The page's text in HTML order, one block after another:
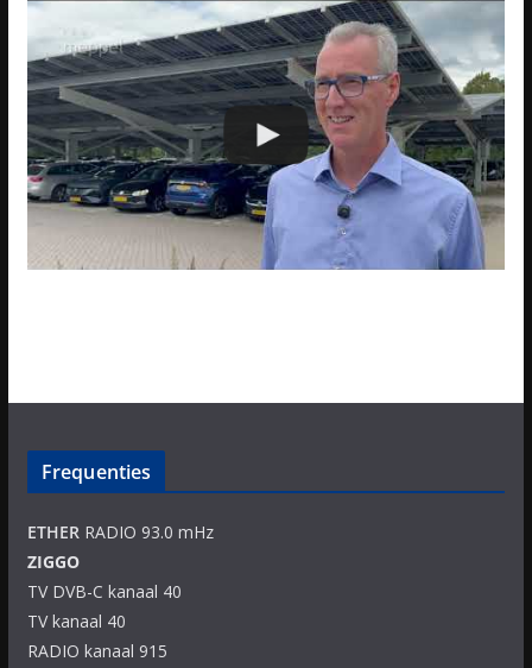
Frequenties
ETHERRADIO 93.0 mHz
ZIGGO
TV DVB-C kanaal 40
TV kanaal 40
RADIO kanaal 915